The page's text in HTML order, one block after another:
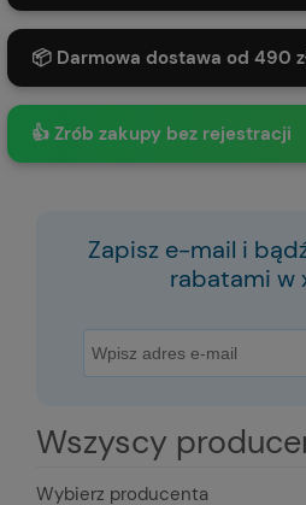
📦 Darmowa dostawa od 490
👍 Zrób zakupy bez rejestracji
Zapisz e-mail i
rabatami w
Wszyscy
Wybierz producenta